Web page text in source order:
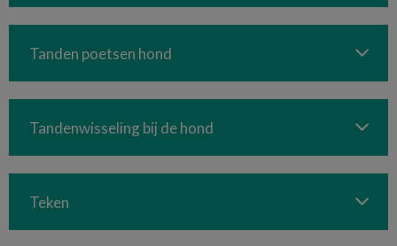
Tanden poetsen hond
Tandenwisseling bij de hond
Teken